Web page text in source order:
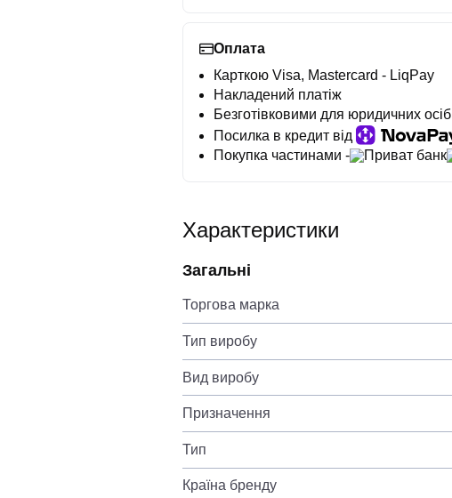
Оплата
Карткою Visa, Mastercard - LiqPay
Накладений платіж
Безготівковими для юридичних осіб
Посилка в кредит від
Покупка частинами -
Приват банк
Характеристики
Загальні
Торгова марка
Тип виробу
Вид виробу
Призначення
Тип
Країна бренду